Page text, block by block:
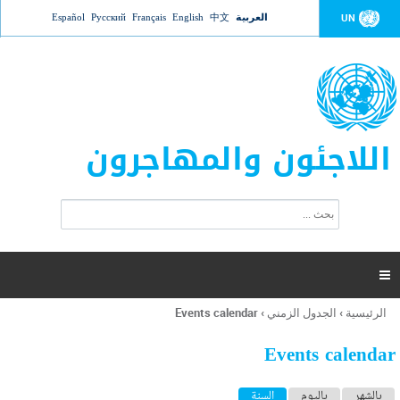
Jump to navigation UN العربية 中文
English
Français
Русский
Español
اللاجئون والمهاجرون
ت
ر
ل
ح
ب

أنت
هنا
الرئيسية › الجدول الزمني ›
Events calendar
Events calendar